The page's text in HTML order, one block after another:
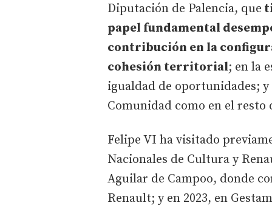
Diputación de Palencia, que
papel fundamental
contribución en la
cohesión territorial; en la
igualdad de oportunidades;
Comunidad como en el resto
Felipe VI ha visitado
Nacionales de Cultura y
Aguilar de Campoo, donde
Renault; y en 2023, en